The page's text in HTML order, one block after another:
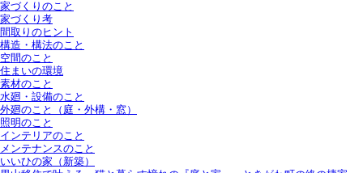
家づくりのこと
家づくり考
間取りのヒント
構造・構法のこと
空間のこと
住まいの環境
素材のこと
水廻・設備のこと
外廻のこと（庭・外構・窓）
照明のこと
インテリアのこと
メンテナンスのこと
いいひの家（新築）